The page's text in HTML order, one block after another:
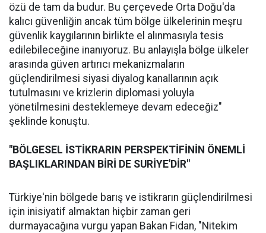
özü de tam da budur. Bu çerçevede Orta Doğu'da
kalıcı güvenliğin ancak tüm bölge ülkelerinin meşru
güvenlik kaygılarının birlikte el alınmasıyla tesis
edilebileceğine inanıyoruz. Bu anlayışla bölge ülkeler
arasında güven artırıcı mekanizmaların
güçlendirilmesi siyasi diyalog kanallarının açık
tutulmasını ve krizlerin diplomasi yoluyla
yönetilmesini desteklemeye devam edeceğiz"
şeklinde konuştu.
"BÖLGESEL İSTİKRARIN PERSPEKTİFİNİN ÖNEMLİ
BAŞLIKLARINDAN BİRİ DE SURİYE'DİR"
Türkiye'nin bölgede barış ve istikrarın güçlendirilmesi
için inisiyatif almaktan hiçbir zaman geri
durmayacağına vurgu yapan Bakan Fidan, "Nitekim